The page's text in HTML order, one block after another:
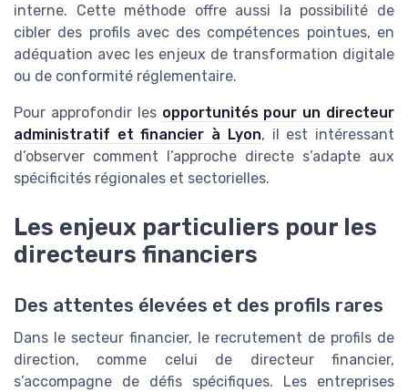
interne. Cette méthode offre aussi la possibilité de
cibler des profils avec des compétences pointues, en
adéquation avec les enjeux de transformation digitale
ou de conformité réglementaire.
Pour approfondir les opportunités pour un directeur
administratif et financier à Lyon, il est intéressant
d’observer comment l’approche directe s’adapte aux
spécificités régionales et sectorielles.
Les enjeux particuliers pour les
directeurs financiers
Des attentes élevées et des profils rares
Dans le secteur financier, le recrutement de profils de
direction, comme celui de directeur financier,
s’accompagne de défis spécifiques. Les entreprises